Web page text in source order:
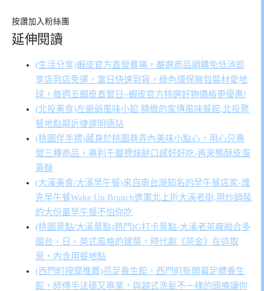
按讚加入粉絲團
延伸閱讀
(生活分享)蝦皮官方直營賣場，嚴選商品網購免低消即
享店到店免運，當日快速到貨，綠色環保無包裝材愛地
球，每週五蝦皮直營日~蝦皮官方特選好物價格更優惠!
(北投美食)左爺爺風味小館 精緻的家傳風味餐館,北投聚
餐地點鄰近捷運明德站
(桃園伴手禮)藏身於桃園巷弄內美味小點心，用心只專
營三種商品，專利千層撩妹餅口感好好吃-再來鴨酥皮蛋
黃酥
(大溪美食/大溪早午餐)來自南台灣知名的早午餐店家-濰
克早午餐Wake Up Brunch進軍北上近大溪老街,用炒鍋裝
的大份量早午餐不怕你吃
(桃園景點/大溪景點)熱門IG打卡景點-大溪老茶廠融合多
國台、日、英式風格的建築，時代劇《茶金》在這取
景，內含用餐地點
(西門町按摩推薦)亮足養生館，西門町新開幕足體養生
館，師傅手法穩又專業，與越式洗髮不一樣的頭療讓你